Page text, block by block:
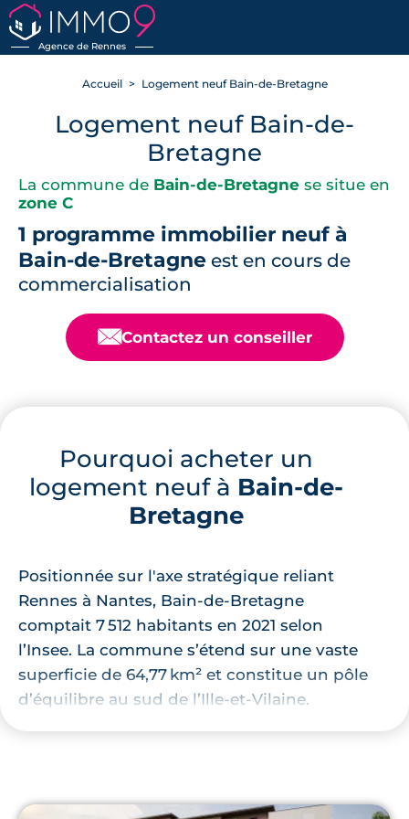
Agence de Rennes
RETOUR
Accueil Logement neuf Bain-de-Bretagne
Logement neuf Bain-de-
Bretagne
La commune de Bain-de-Bretagne se situe en
zone C
1 programme immobilier neuf à
Bain-de-Bretagne est en cours de
commercialisation
📧Contactez un conseiller
Pourquoi acheter un
logement neuf à Bain-de-
Bretagne
Positionnée sur l'axe stratégique reliant
Rennes à Nantes, Bain-de-Bretagne
comptait 7 512 habitants en 2021 selon
l’Insee. La commune s’étend sur une vaste
superficie de 64,77 km² et constitue un pôle
d’équilibre au sud de l’Ille-et-Vilaine.
frontières avec Pancé, La Bosse-de-